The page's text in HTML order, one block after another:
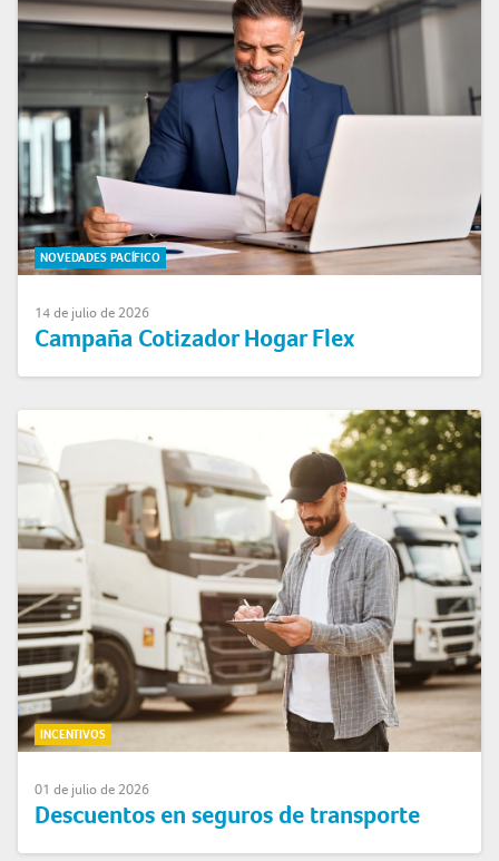
NOVEDADES PACÍFICO
14 de julio de 2026
Campaña Cotizador Hogar Flex
INCENTIVOS
01 de julio de 2026
Descuentos en seguros de transporte